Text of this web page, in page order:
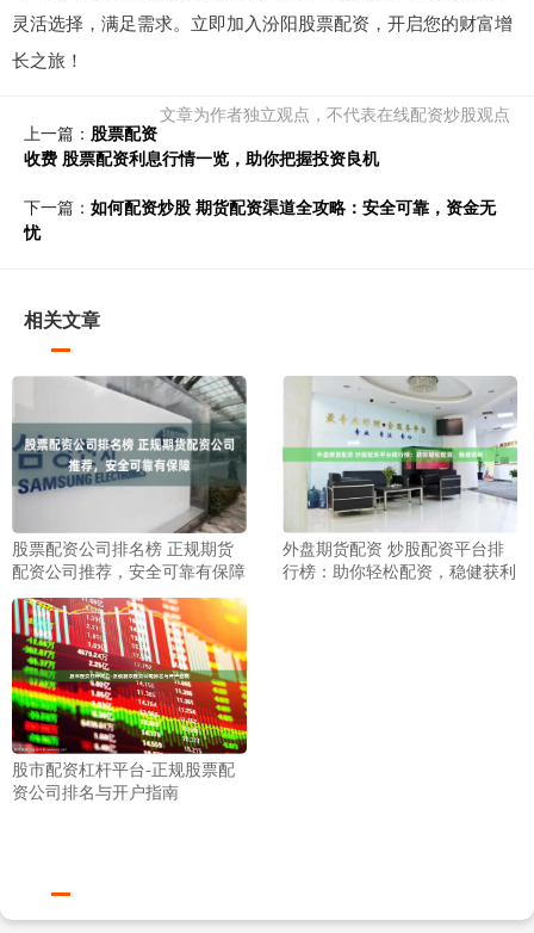
灵活选择，满足需求。立即加入汾阳股票配资，开启您的财富增
长之旅！
文章为作者独立观点，不代表在线配资炒股观点
上一篇： 股票配资
收费 股票配资利息行情一览，助你把握投资良机
下一篇： 如何配资炒股 期货配资渠道全攻略：安全可靠，资金无
忧
相关文章
股票配资公司排名榜 正规期货
配资公司推荐，安全可靠有保障
外盘期货配资 炒股配资平台排
行榜：助你轻松配资，稳健获利
股市配资杠杆平台-正规股票配
资公司排名与开户指南